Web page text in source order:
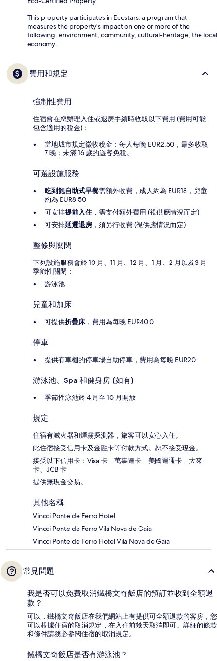
This property participates in Ecostars, a program that
measures the property's impact on one or more of the
following: environment, community, cultural-heritage, the local
economy.
費用和規定
強制性費用
住宿會在您辦理入住或退房手續時收取以下費用 (費用可能
包含適用的稅金)：
當地城市規定徵收稅金：每人每晚 EUR2.50，最多收取
7 晚；未滿 16 歲的遊客免稅。
可選設施服務
吃到飽自助式早餐需額外收費，成人約為 EUR18，兒童
約為 EUR8.50
可安排提前入住 ，需支付額外費用 (視供應情況而定)
可安排延遲退房 ，須另行收費 (視供應情況而定)
整修與關閉
下列設施服務會於 10 月、11 月、12 月、1 月、2 月以及3 月
季節性關閉：
游泳池
兒童和加床
可提供折疊床 ，費用為每晚 EUR40.0
停車
提供有車棚的停車場自助停車，費用為每晚 EUR20
游泳池、Spa 和健身房 (如有)
季節性泳池於 4 月至 10 月開放
規定
住宿有滅火器和煙霧探測器，旅客可以安心入住。
此住宿接受信用卡及金融卡等付款方式。恕不接受現金。
接受以下信用卡：Visa 卡、萬事達卡、美國運通卡、大來
卡、JCB 卡
提供無現金交易。
其他名稱
Vincci Ponte de Ferro Hotel
Vincci Ponte de Ferro Vila Nova de Gaia
Vincci Ponte de Ferro Hotel Vila Nova de Gaia
常見問題
我是否可以免費取消鐵橋文奇飯店的預訂並收到全額退
款？
可以，鐵橋文奇飯店在我們網站上有提供可全額退款的客房，您
可以根據住宿的取消規定，在入住前幾天取消即可。詳細的條款
和條件請務必參閱住宿的取消規定。
鐵橋文奇飯店是否有游泳池？